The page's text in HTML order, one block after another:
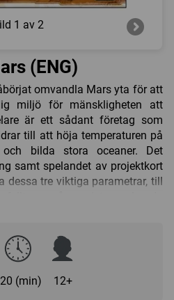
1 av 2
(ENG)
omvandla Mars yta för att
miljö för mänskligheten att
är ett sådant företag som
till att höja temperaturen på
bilda stora oceaner. Det
samt spelandet av projektkort
dessa tre viktiga parametrar, till
som under spelets gång
på mätarna för
(min) 12+